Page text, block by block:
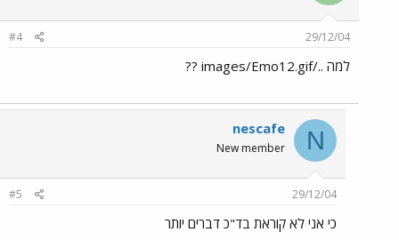
29/12/04
#4
למה ../images/Emo12.gif ??
N
nescafe
New member
29/12/04
#5
כי אני לא קוראת בד"כ דברים יותר